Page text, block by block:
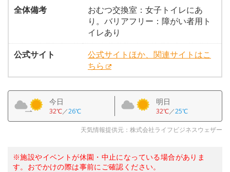
全体備考
おむつ交換室：女子トイレにあ
り。バリアフリー：障がい者用ト
イレあり
公式サイト
公式サイトほか、関連サイトはこ
ちら
今日
32℃／26℃
明日
32℃／25℃
天気情報提供元：株式会社ライフビジネスウェザー
※施設やイベントが休園・中止になっている場合がありま
す。おでかけの際は事前にご確認ください。